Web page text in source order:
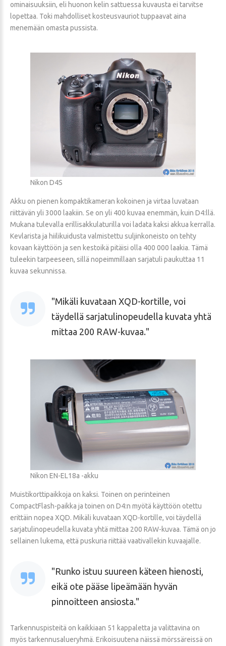
ominaisuuksiin, eli huonon kelin sattuessa kuvausta ei tarvitse
lopettaa. Toki mahdolliset kosteusvauriot tuppaavat aina
menemään omasta pussista.
Nikon D4S
Akku on pienen kompaktikameran kokoinen ja virtaa luvataan
riittävän yli 3000 laakiin. Se on yli 400 kuvaa enemmän, kuin D4:llä.
Mukana tulevalla erillisakkulaturilla voi ladata kaksi akkua kerralla.
Kevlarista ja hiilikuidusta valmistettu suljinkoneisto on tehty
kovaan käyttöön ja sen kestoikä pitäisi olla 400 000 laakia. Tämä
tuleekin tarpeeseen, sillä nopeimmillaan sarjatuli paukuttaa 11
kuvaa sekunnissa.
Mikäli kuvataan XQD-kortille, voi
täydellä sarjatulinopeudella kuvata yhtä
mittaa 200 RAW-kuvaa.
Nikon EN-EL18a -akku
Muistikorttipaikkoja on kaksi. Toinen on perinteinen
CompactFlash-paikka ja toinen on D4:n myötä käyttöön otettu
erittäin nopea XQD. Mikäli kuvataan XQD-kortille, voi täydellä
sarjatulinopeudella kuvata yhtä mittaa 200 RAW-kuvaa. Tämä on jo
sellainen lukema, että puskuria riittää vaativallekin kuvaajalle.
Runko istuu suureen käteen hienosti,
eikä ote pääse lipeämään hyvän
pinnoitteen ansiosta.
Tarkennuspisteitä on kaikkiaan 51 kappaletta ja valittavina on
myös tarkennusalueryhmä. Erikoisuutena näissä mörssäreissä on